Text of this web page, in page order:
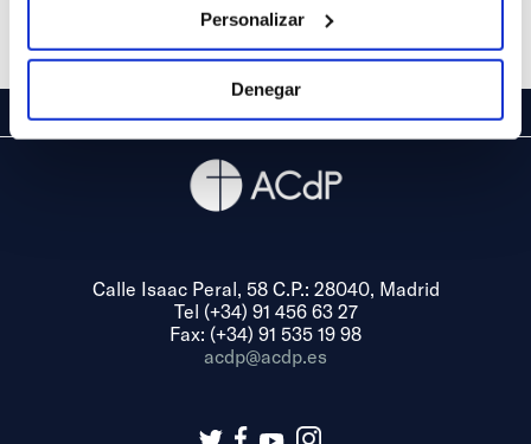
Personalizar
Denegar
Calle Isaac Peral, 58 C.P.: 28040, Madrid
Tel (+34) 91 456 63 27
Fax: (+34) 91 535 19 98
acdp@acdp.es